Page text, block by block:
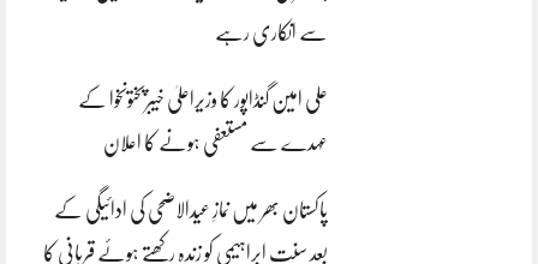
سے انکاری رہے
علی امین گنڈاپور کا وزیراعلیٰ خیبرپختونخوا کے
عہدے سے مستعفی ہونے کا اعلان
پاکستان بھر میں نمازِ عیدالاضحی کی ادائیگی کے
بعد سنتِ ابراہیمی کو زندہ رکھتے ہوئے قربانی کا